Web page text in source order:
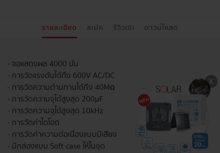
รายละเอียด สเปค รีวิว(0) ดาวน์โหลด
- จอแสดงผล 4000 นับ
- การวัดแรงดันได้ถึง 600V AC/DC
- การวัดความต้านทานได้ถึง 40Mꭥ
- การวัดความจุได้สูงสุด 200µF
- การวัดความจุได้สูงสุด 10kHz
- การวัดค่าไดโอด
- การวัดค่าความต่อเนื่องแบบมีเสียง
- มีกล่องแบบ Soft case ให้ในชุด